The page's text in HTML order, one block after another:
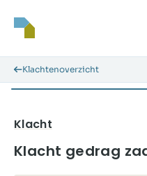
Klachtenoverzicht
Klacht gedrag
Klacht